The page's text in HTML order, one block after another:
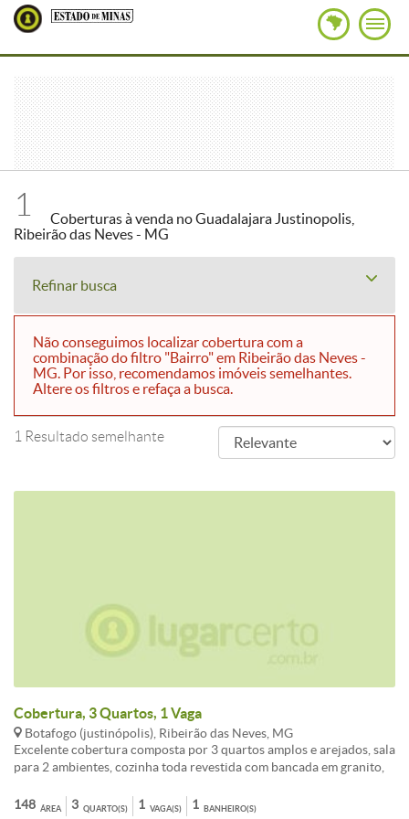
1
Coberturas à venda no Guadalajara Justinopolis,
Ribeirão das Neves - MG
Refinar busca
Não conseguimos localizar cobertura com a
combinação do filtro "Bairro" em Ribeirão das Neves -
MG. Por isso, recomendamos imóveis semelhantes.
Altere os filtros e refaça a busca.
1 Resultado semelhante
Cobertura, 3 Quartos, 1 Vaga
Botafogo (justinópolis), Ribeirão das Neves, MG
Excelente cobertura composta por 3 quartos amplos e arejados, sala
para 2 ambientes, cozinha toda revestida com bancada em granito,
acabamento em porcelanato, prédio pequeno com apenas 6
ÁREA
148 QUARTO(S)
3 VAGA(S)
1 BANHEIRO(S)
1